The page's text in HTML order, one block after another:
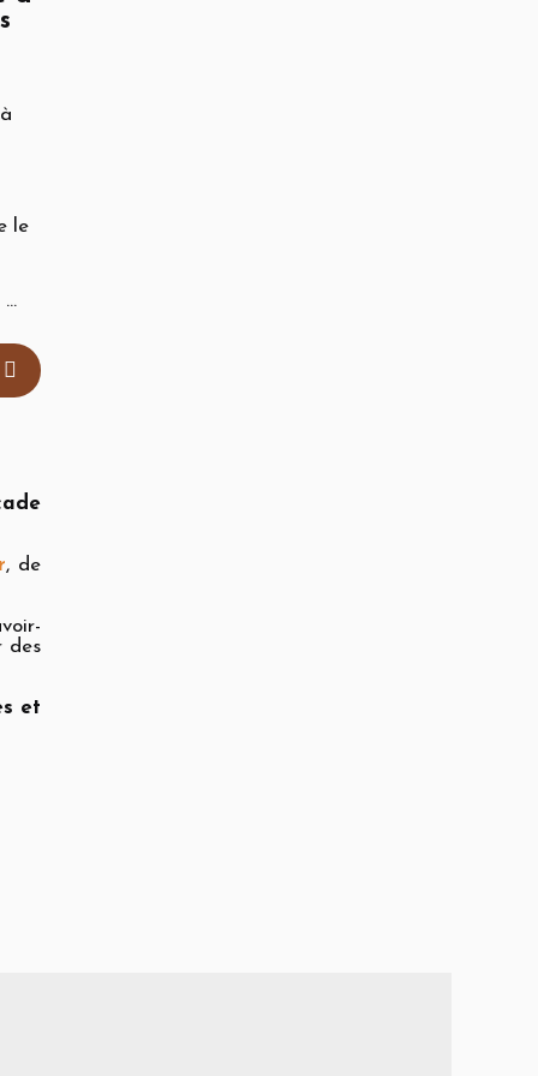
le
, de
des
et